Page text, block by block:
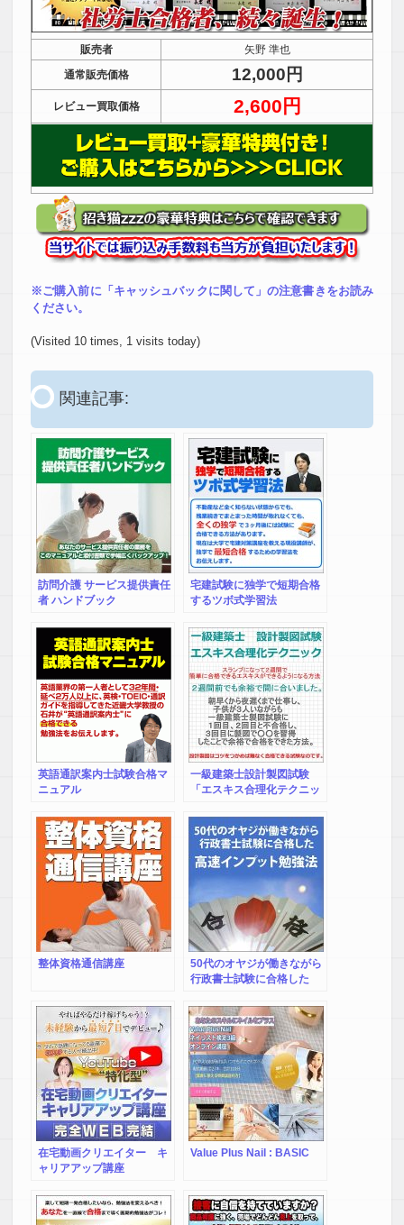
販売者
矢野 準也
通常販売価格
12,000円
レビュー買取価格 2,600円
※ご購入前に「キャッシュバックに関して」の注意書きをお読み
ください。
(Visited 10 times, 1 visits today)
関連記事:
訪問介護 サービス提供責任
者 ハンドブック
宅建試験に独学で短期合格
するツボ式学習法
英語通訳案内士試験合格マ
ニュアル
一級建築士設計製図試験
「エスキス合理化テクニッ
整体資格通信講座
50代のオヤジが働きながら
行政書士試験に合格した
法」』 あなたも５肢択一式
の「行政法」「民法」を８
割正解でクリア
在宅動画クリエイター キ
ャリアアップ講座
Value Plus Nail : BASIC